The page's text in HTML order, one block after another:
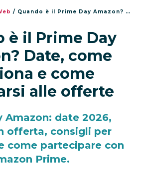
/ Quando è il Prime Day Amazon? Date, come funziona e come prepararsi alle offerte
è il Prime Day
Date, come
e come
alle offerte
Amazon: date 2026,
offerta, consigli per
come partecipare con
Prime.